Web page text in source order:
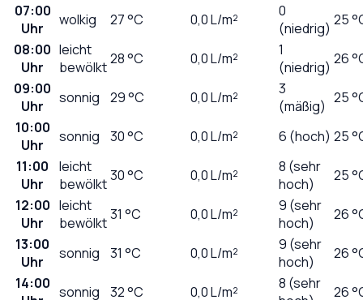
07:00
Uhr
wolkig 27°C 0,0L/m²
0
(niedrig) 25
08:00
Uhr
leicht
bewölkt28°C 0,0L/m²
1
(niedrig) 26
09:00
Uhr
sonnig 29°C 0,0L/m²
3
(mäßig) 25
10:00
Uhr
sonnig 30°C 0,0L/m² 6 (hoch) 25
11:00
Uhr
leicht
bewölkt30°C 0,0L/m²
8 (sehr
hoch)
25
12:00
Uhr
leicht
bewölkt31 °C 0,0L/m²
9 (sehr
hoch)
26
13:00
Uhr
sonnig 31 °C 0,0L/m²
9 (sehr
hoch)
26
14:00 sonnig 32°C 0,0L/m²
8 (sehr
26